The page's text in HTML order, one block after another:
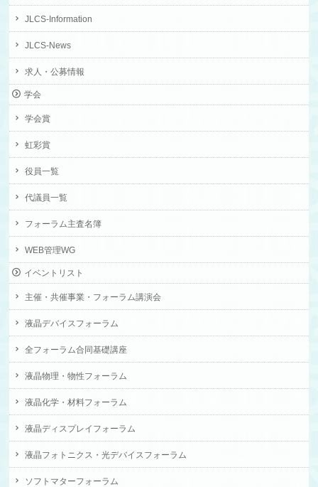
JLCS-Information
JLCS-News
求人・公募情報
学会
学会賞
虹彩賞
役員一覧
代議員一覧
フォーラム主査名簿
WEB管理WG
イベントリスト
主催・共催事業・フォーラム講演会
液晶デバイスフォーラム
全フォーラム合同基礎講座
液晶物理・物性フォーラム
液晶化学・材料フォーラム
液晶ディスプレイフォーラム
液晶フォトニクス・光デバイスフォーラム
ソフトマターフォーラム